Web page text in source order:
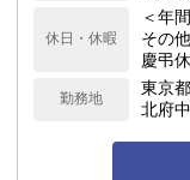
時間以内) 時間外労働：
以内
も多
境で
休日・休暇
＜年
その
慶弔
勤務地
東京
北府